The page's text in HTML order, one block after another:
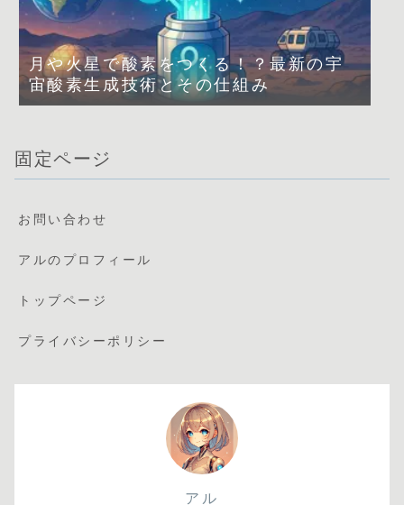
月や火星で酸素をつくる！？最新の宇
宙酸素生成技術とその仕組み
固定ページ
お問い合わせ
アルのプロフィール
トップページ
プライバシーポリシー
アル